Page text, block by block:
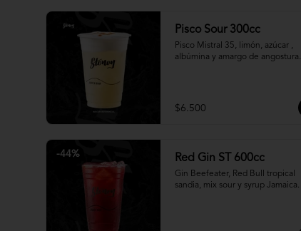
Pisco Sour 300cc
Pisco Mistral 35, limón, azúcar ,
albúmina y amargo de angostura.
$6.500
-44% Red Gin ST 600cc
Gin Beefeater, Red Bull tropical
sandia, mix sour y syrup Jamaica.